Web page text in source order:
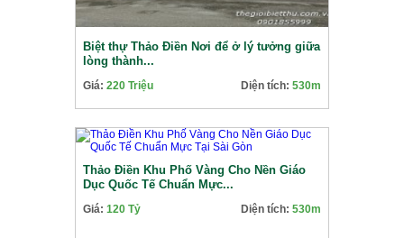
Biệt thự Thảo Điền Nơi để ở lý tưởng giữa
lòng thành...
Giá: 220 Triệu Diện tích: 530m
Thảo Điền Khu Phố Vàng Cho Nền Giáo
Dục Quốc Tế Chuẩn Mực...
Giá: 120 Tỷ Diện tích: 530m